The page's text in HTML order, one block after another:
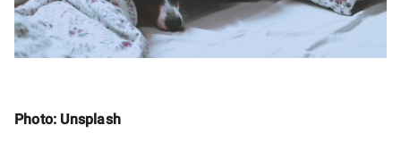
Photo: Unsplash